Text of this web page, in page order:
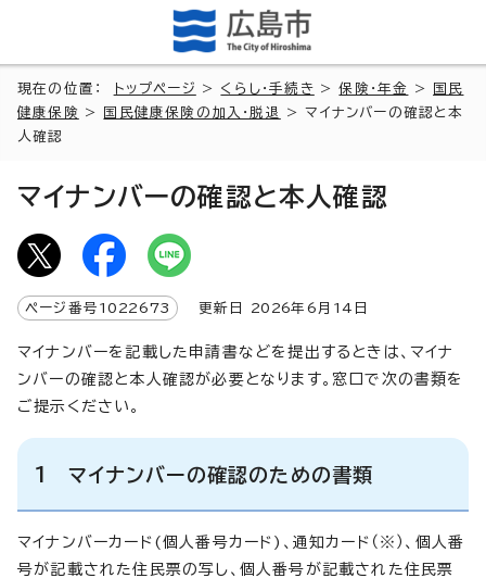
現在の位置： トップページ > くらし・手続き >保険・年金 >
国民
健康保険
> 国民健康保険の加入・脱退
> マイナンバーの確認と本
人確認
マイナンバーの確認と本人確認
ページ番号 1022673 更新日 2026年6月 14 日
マイナンバーを記載した申請書などを提出するときは、マイナ
ンバーの確認と本人確認が必要となります。窓口で次の書類を
ご提示ください。
1 マイナンバーの確認のための書類
マイナンバーカード(個人番号カード)、通知カード（※）、個人番
号が記載された住民票の写し、個人番号が記載された住民票